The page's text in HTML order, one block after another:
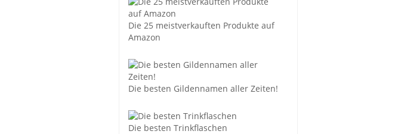
Die 25 meistverkauften Produkte auf
Amazon
Die besten Gildennamen aller Zeiten!
Die besten Trinkflaschen